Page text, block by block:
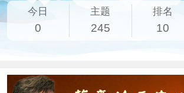
今日
0
主题
245
排名
10